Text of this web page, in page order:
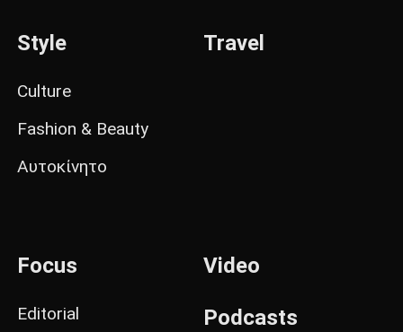
Style
Culture
Fashion & Beauty
Αυτοκίνητο
Travel
Focus
Editorial
Video
Podcasts